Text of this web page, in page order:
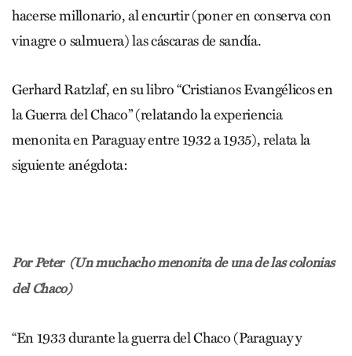
hacerse millonario, al encurtir (poner en conserva con
vinagre o salmuera) las cáscaras de sandía.
Gerhard Ratzlaf, en su libro “Cristianos Evangélicos en
la Guerra del Chaco” (relatando la experiencia
menonita en Paraguay entre 1932 a 1935), relata la
siguiente anégdota:
Por Peter (Un muchacho menonita de una de las colonias
del Chaco)
“En 1933 durante la guerra del Chaco (Paraguay y